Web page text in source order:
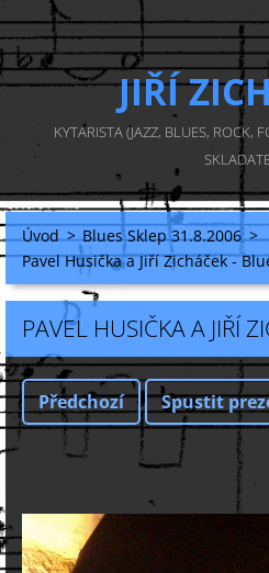
JIŘÍ
KYTARISTA (JAZZ, BLUES, ROCK,
Úvod > Blues Sklep 31.8.2006 >
Pavel Husička a Jiří Zicháček -
PAVEL HUSIČKA A JIŘÍ
Předchozí Spustit